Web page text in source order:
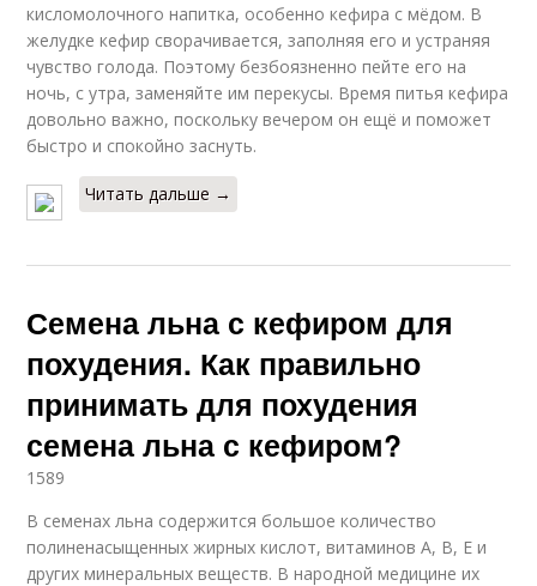
кисломолочного напитка, особенно кефира с мёдом. В
желудке кефир сворачивается, заполняя его и устраняя
чувство голода. Поэтому безбоязненно пейте его на
ночь, с утра, заменяйте им перекусы. Время питья кефира
довольно важно, поскольку вечером он ещё и поможет
быстро и спокойно заснуть.
Читать дальше →
Семена льна с кефиром для
похудения. Как правильно
принимать для похудения
семена льна с кефиром?
1589
В семенах льна содержится большое количество
полиненасыщенных жирных кислот, витаминов А, В, Е и
других минеральных веществ. В народной медицине их